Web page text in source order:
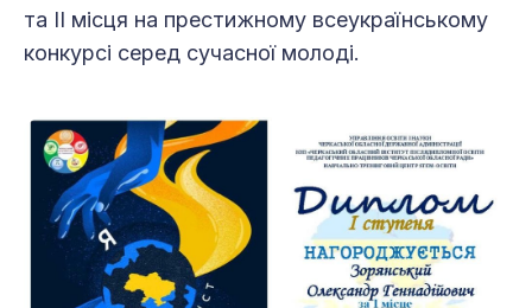
та ІІ місця на престижному всеукраїнському
конкурсі серед сучасної молоді.